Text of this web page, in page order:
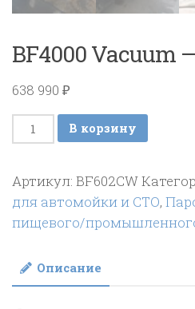
BF4000 Vacuum
638 990 ₽
Количество
товара
Vacuum
-
BF602CW
В корзину
Артикул: BF602CW
для автомойки и СТО,
пищевого/
Описание